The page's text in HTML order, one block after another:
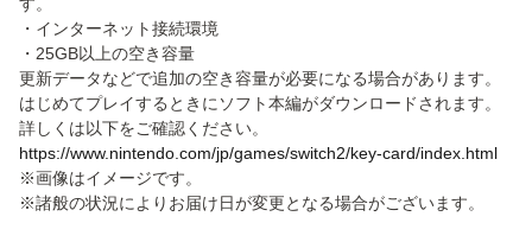
す。
・インターネット接続環境
・25GB以上の空き容量
更新データなどで追加の空き容量が必要になる場合があります。
はじめてプレイするときにソフト本編がダウンロードされます。
詳しくは以下をご確認ください。
https://www.nintendo.com/jp/games/switch2/key-card/index.html
※画像はイメージです。
※諸般の状況によりお届け日が変更となる場合がございます。